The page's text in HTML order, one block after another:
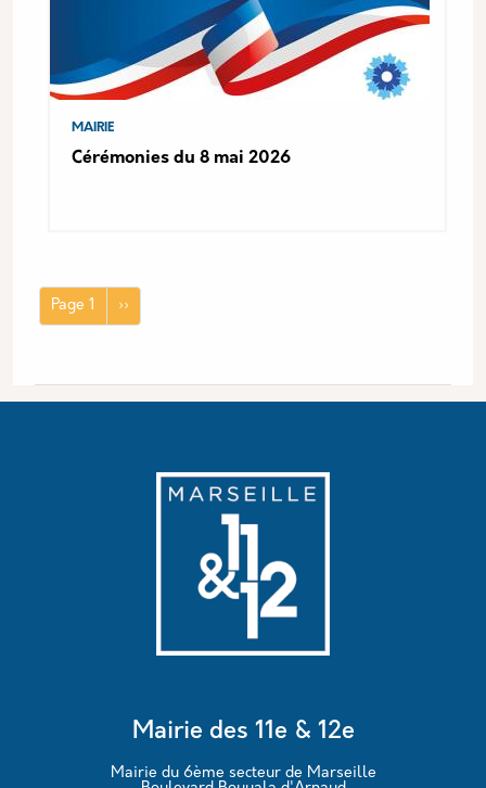
MAIRIE
Cérémonies du 8 mai 2026
Pagination
Page 1 Page suivante
››
Mairie des 11e & 12e
Mairie du 6ème secteur de Marseille